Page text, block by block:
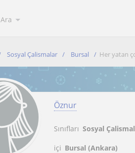
Ara
Sosyal Çalismalar Bursal Her yatan
Öznur
Sınıfları Sosyal
içi Bursal (Ankara)